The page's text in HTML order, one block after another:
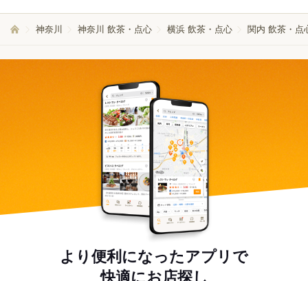
神奈川 神奈川 飲茶・点心 横浜 飲茶・点心 関内 飲茶・点
より便利になったアプリで
快適にお店探し